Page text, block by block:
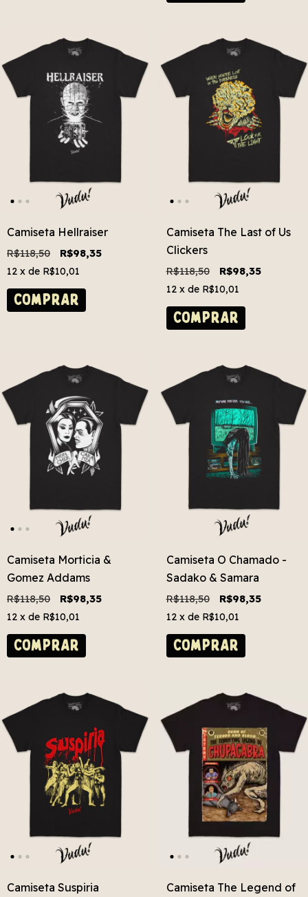
Camiseta Hellraiser
R$118,50 R$98,35
12 x de R$10,01
COMPRAR
Camiseta The Last of Us
Clickers
R$118,50 R$98,35
12 x de R$10,01
COMPRAR
Camiseta Morticia &
Gomez Addams
R$118,50 R$98,35
12 x de R$10,01
COMPRAR
Camiseta O Chamado -
Sadako & Samara
R$118,50 R$98,35
12 x de R$10,01
COMPRAR
Camiseta Suspiria
Camiseta The Legend of